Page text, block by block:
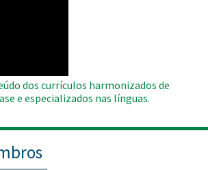
dos currículos harmonizados de
e especializados nas línguas.